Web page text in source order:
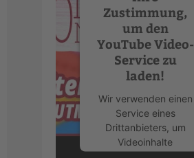
Zustimmung,
um den
YouTube Video-
Service zu
laden!
Wir verwenden einen
Service eines
Drittanbieters, um
Videoinhalte